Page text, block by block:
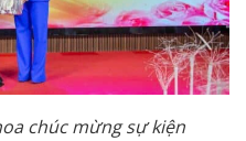
chúc mừng sự kiện